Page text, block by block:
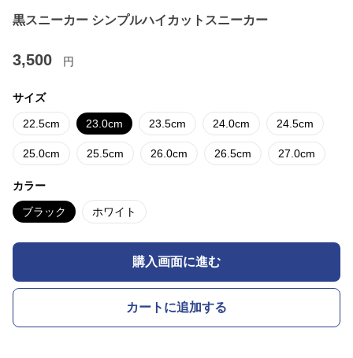
黒スニーカー シンプルハイカットスニーカー
3,500 円
サイズ
22.5cm 23.0cm 23.5cm 24.0cm 24.5cm
25.0cm 25.5cm 26.0cm 26.5cm 27.0cm
カラー
ブラック ホワイト
購入画面に進む
カートに追加する